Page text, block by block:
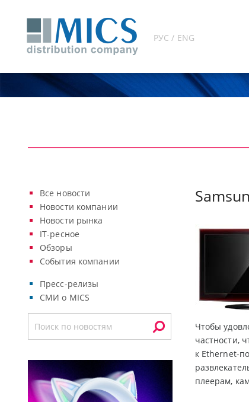
РУС / ENG
Все новости
Новости компании
Новости рынка
IT-ресное
Обзоры
События компании
Пресс-релизы
СМИ о MICS
Чтобы
частности,
к Ethernet-
плеерам,